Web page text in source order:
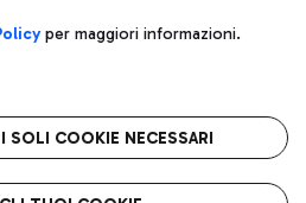
Note legali
Roma FCO
stellato
per maggiori informazioni.
SOLI COOKIE NECESSARI